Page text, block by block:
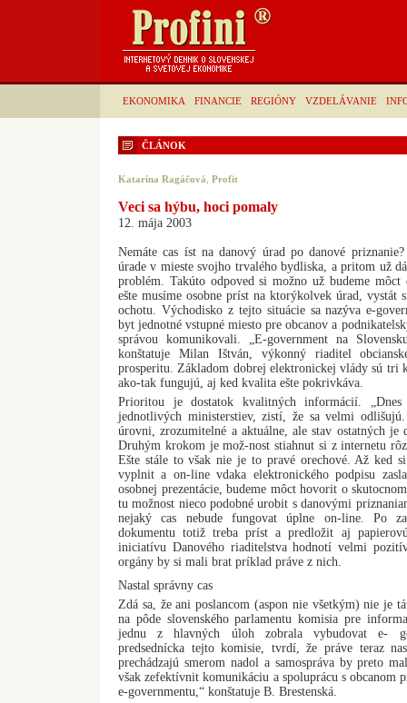
EKONOMIKA FINANCIE REGIÓNY VZDELÁVANIE
ČLÁNOK
Katarína Ragáčová Profit
Veci sa hýbu, hoci pomaly
12. mája 2003
Nemáte cas íst na danový úrad po danové
úrade v mieste svojho trvalého bydliska, a pritom už
problém. Takúto odpoved si možno už budeme
ešte musíme osobne príst na ktorýkolvek úrad, vystát
ochotu. Východisko z tejto situácie sa nazýva e-
byt jednotné vstupné miesto pre obcanov a
správou komunikovali. „E-government na
konštatuje Milan Ištván, výkonný riaditel
prosperitu. Základom dobrej elektronickej vlády sú tri
ako-tak fungujú, aj ked kvalita ešte pokrivkáva.
Prioritou je dostatok kvalitných informácií.
jednotlivých ministerstiev, zistí, že sa velmi
úrovni, zrozumitelné a aktuálne, ale stav ostatných je
Druhým krokom je mož-nost stiahnut si z internetu
Ešte stále to však nie je to pravé orechové. Až ked
vyplnit a on-line vdaka elektronického podpisu
osobnej prezentácie, budeme môct hovorit o
tu možnost nieco podobné urobit s danovými
nejaký cas nebude fungovat úplne on-line. Po
dokumentu totiž treba príst a predložit aj
iniciatívu Danového riaditelstva hodnotí velmi
orgány by si mali brat príklad práve z nich.
Nastal správny cas
Zdá sa, že ani poslancom (aspon nie všetkým) nie je
na pôde slovenského parlamentu komisia pre
jednu z hlavných úloh zobrala vybudovat e-
predsednícka tejto komisie, tvrdí, že práve teraz
prechádzajú smerom nadol a samospráva by preto
však zefektívnit komunikáciu a spoluprácu s obcanom
e-governmentu,“ konštatuje B. Brestenská.